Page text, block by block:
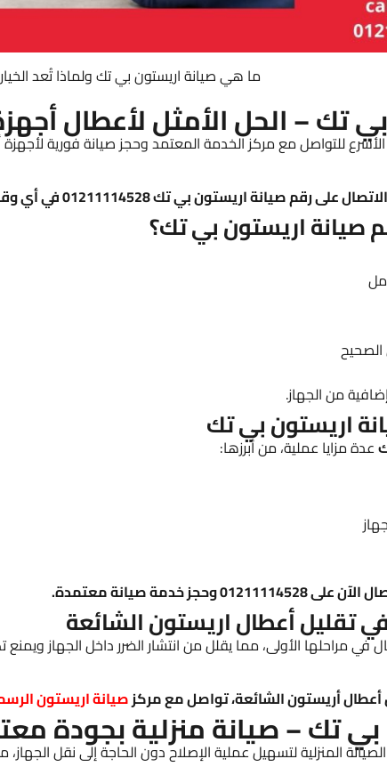
ما هي صيانة اريستون بي تك ولماذا تُعد
تك – الحل الأمثل لأعطال
الأسرع للتواصل مع مركز الخدمة المعتمد وحجز صيانة فورية
صيانة اريستون بي تك 01211114528 في أي وقت.
صيانة اريستون بي تك؟
من الجهاز.
اريستون بي تك
عدة مزايا عملية، من أبرزها:
خدمة صيانة معتمدة.
تقليل أعطال اريستون الشائعة
مراحلها الأولى، مما يقلل من انتشار الضرر داخل الجهاز
أريستون الشائعة، تواصل مع مركزصيانة اريستون
تك – صيانة منزلية بجودة
المنزلية لتسهيل عملية الإصلاح دون الحاجة إلى نقل